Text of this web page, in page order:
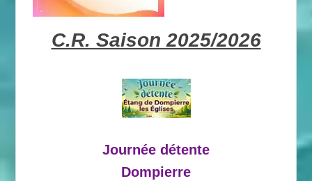
C.R. Saison 2025/2026
Journée détente
Dompierre